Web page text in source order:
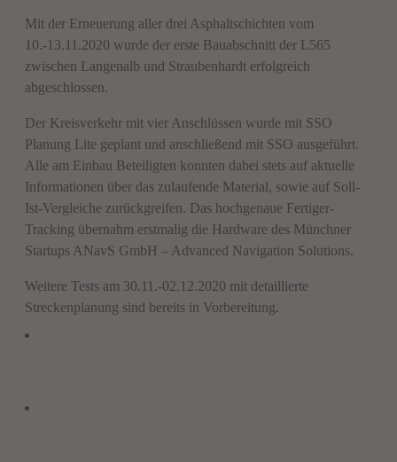
Mit der Erneuerung aller drei Asphaltschichten vom
10.-13.11.2020 wurde der erste Bauabschnitt der L565
zwischen Langenalb und Straubenhardt erfolgreich
abgeschlossen.
Der Kreisverkehr mit vier Anschlüssen wurde mit SSO
Planung Lite geplant und anschließend mit SSO ausgeführt.
Alle am Einbau Beteiligten konnten dabei stets auf aktuelle
Informationen über das zulaufende Material, sowie auf Soll-
Ist-Vergleiche zurückgreifen. Das hochgenaue Fertiger-
Tracking übernahm erstmalig die Hardware des Münchner
Startups ANavS GmbH – Advanced Navigation Solutions.
Weitere Tests am 30.11.-02.12.2020 mit detaillierte
Streckenplanung sind bereits in Vorbereitung.